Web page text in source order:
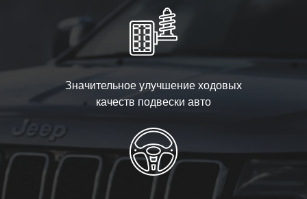
Значительное улучшение ходовых
качеств подвески авто